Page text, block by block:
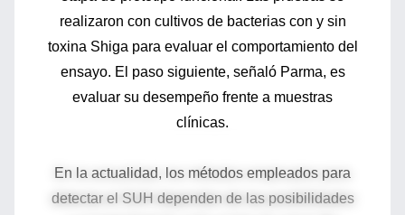
realizaron con cultivos de bacterias con y sin
toxina Shiga para evaluar el comportamiento del
ensayo. El paso siguiente, señaló Parma, es
evaluar su desempeño frente a muestras
clínicas.
En la actualidad, los métodos empleados para
detectar el SUH dependen de las posibilidades